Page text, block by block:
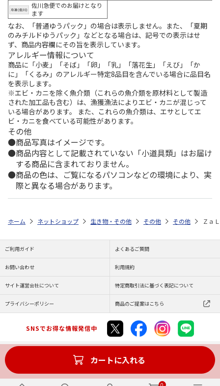
佐川急便でのお届けとなり
ます
なお、「普通ゆうパック」の場合は表示しません。また、「夏期
のみチルドゆうパック」などとなる場合は、記号での表示はせ
ず、商品内容欄にその旨を表示しています。
アレルギー情報について
商品に「小麦」「そば」「卵」「乳」「落花生」「えび」「か
に」「くるみ」のアレルギー特定8品目を含んでいる場合に品目名
を表示します。
※エビ・カニを除く魚介類（これらの魚介類を原材料として製造
された加工品も含む）は、漁獲漁法によりエビ・カニが混じって
いる場合があります。 また、これらの魚介類は、エサとしてエ
ビ・カニを食べている可能性があります。
その他
商品写真はイメージです。
商品内容として記載されていない「小道具類」はお届け
する商品に含まれておりません。
商品の色は、ご覧になるパソコンなどの環境により、実
際と異なる場合があります。
カートに入れる
ホーム ネットショップ 生き物・その他 その他 その他 Ｚａ
ご利用ガイド よくあるご質問
お問い合わせ 利用規約
サイト運営会社について 特定商取引法に基づく表記について
プライバシーポリシー 商品のご提案はこちら
SNSでお得な情報発信中